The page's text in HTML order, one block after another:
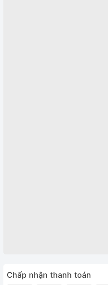
Chấp nhận thanh toán